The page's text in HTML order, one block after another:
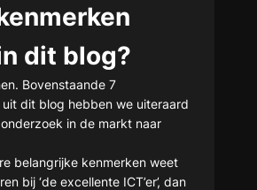
dit blog?
Bovenstaande 7
dit blog hebben we uiteraard
in de markt naar
belangrijke kenmerken weet
bij ‘de excellente ICT’er’, dan